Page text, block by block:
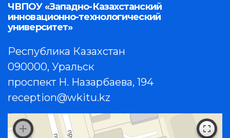
ЧВПОУ «Западно-Казахстанский
инновационно-технологический
университет»
Республика Казахстан
090000, Уральск
проспект Н. Назарбаева, 194
reception@wkitu.kz